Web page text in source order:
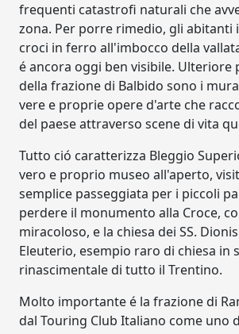
frequenti catastrofi naturali che
zona. Per porre rimedio, gli abitanti
croci in ferro all'imbocco della
é ancora oggi ben visibile. Ulteriore
della frazione di Balbido sono i
vere e proprie opere d'arte che
del paese attraverso scene di vita
Tutto ció caratterizza Bleggio
vero e proprio museo all'aperto,
semplice passeggiata per i piccoli
perdere il monumento alla Croce,
miracoloso, e la chiesa dei SS.
Eleuterio, esempio raro di chiesa in
rinascimentale di tutto il Trentino.
Molto importante é la frazione di
dal Touring Club Italiano come uno